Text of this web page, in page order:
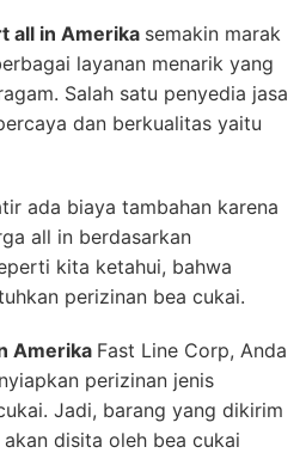
all in Amerika semakin marak
layanan menarik yang
Salah satu penyedia jasa
dan berkualitas yaitu
ada biaya tambahan karena
all in berdasarkan
kita ketahui, bahwa
perizinan bea cukai.
Amerika Fast Line Corp, Anda
perizinan jenis
Jadi, barang yang dikirim
disita oleh bea cukai